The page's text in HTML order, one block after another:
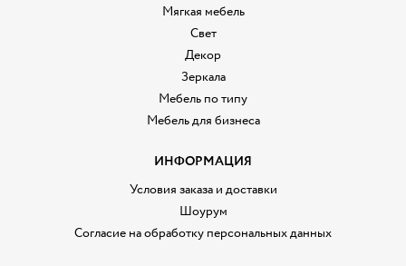
Мягкая мебель
Свет
Декор
Зеркала
Мебель по типу
Мебель для бизнеса
ИНФОРМАЦИЯ
Условия заказа и доставки
Шоурум
Согласие на обработку персональных данных